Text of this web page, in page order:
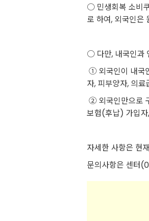
○ 민생회복 소비
로 하여, 외국인은
○ 다만, 내국인과
① 외국인이 내국
자, 피부양자, 의
② 외국인만으로
보험(후납) 가입자
자세한 사항은 현
문의사항은 센터